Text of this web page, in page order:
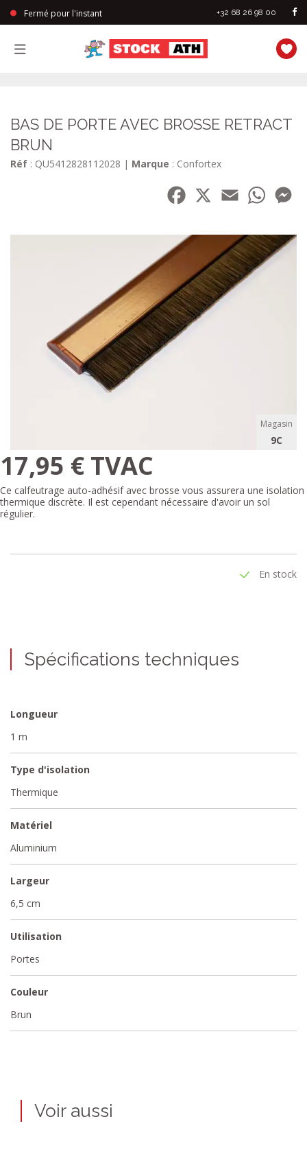
Fermé pour l'instant +32 68 26 98 00
BAS DE PORTE AVEC BROSSE RETRACT
BRUN
Réf : QU5412828112028 | Marque : Confortex
Facebook
Email
Magasin
9C
17,95 € TVAC
Ce calfeutrage auto-adhésif avec brosse vous assurera une isolation
thermique discrète. Il est cependant nécessaire d'avoir un sol
régulier.
En stock
Spécifications techniques
Longueur
1 m
Type d'isolation
Thermique
Matériel
Aluminium
Largeur
6,5 cm
Utilisation
Portes
Couleur
Brun
Voir aussi